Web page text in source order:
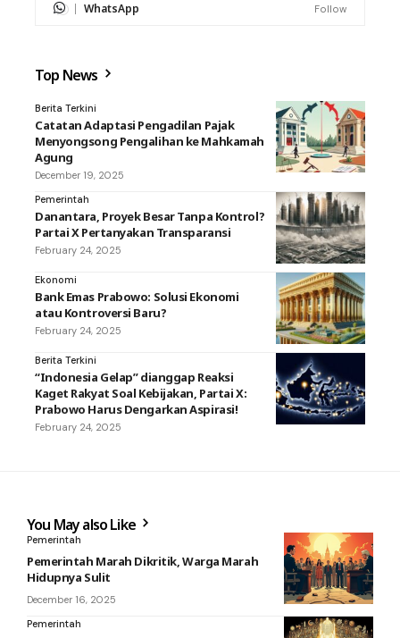
WhatsApp Follow
Top News
Berita Terkini
Catatan Adaptasi Pengadilan Pajak
Menyongsong Pengalihan ke Mahkamah
Agung
December 19, 2025
Pemerintah
Danantara, Proyek Besar Tanpa Kontrol?
Partai X Pertanyakan Transparansi
February 24, 2025
Ekonomi
Bank Emas Prabowo: Solusi Ekonomi
atau Kontroversi Baru?
February 24, 2025
Berita Terkini
“Indonesia Gelap” dianggap Reaksi
Kaget Rakyat Soal Kebijakan, Partai X:
Prabowo Harus Dengarkan Aspirasi!
February 24, 2025
You May also Like
Pemerintah
Pemerintah Marah Dikritik, Warga Marah
Hidupnya Sulit
December 16, 2025
Pemerintah